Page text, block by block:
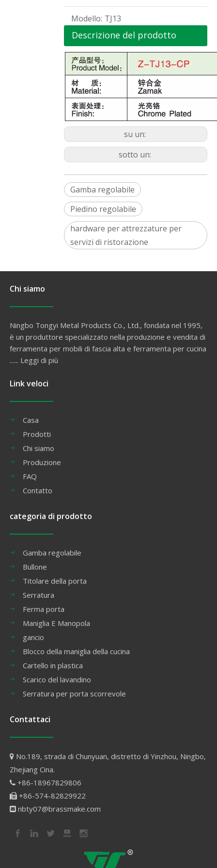
Modello: TJ13
Descrizione del prodotto
su un:
sotto un:
Gamba regolabile
Piedino regolabile
hardware per attrezzature per
servizi di ristorazione
Chi siamo
Ningbo Tongyi Metal Products Co., Ltd., fondata nel 1995,
è un produttore specializzato nella produzione e vendita di
ferramenta per mobili di fascia alta e ferramenta per cucina
...... Leggi di più
Link veloci
Casa
Prodotti
Chi siamo
Produzione
FAQ
Contatto
categoria di prodotto
Gamba regolabile
Bullone
Titolare della porta
Serratura
Ferma porta
Maniglia E Manopola
gancio
Blocco della maniglia della cucina
Cartello in plastica
Scarico del lavandino
Serratura per porta scorrevole
Contattaci
 No.189, strada di Chunyuan, distretto di Yinzhou, Ningbo,
Zhejiang Cina.
 +86-18967829806
 +86-574-82829922
 nbty07@brassmake.com